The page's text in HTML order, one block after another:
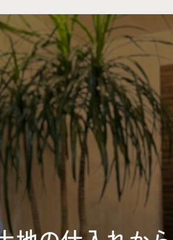
の仕入れから
の
ートまで。